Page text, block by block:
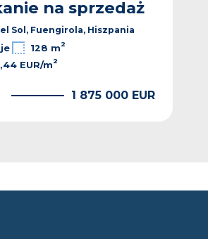
na sprzedaż
Sol, Fuengirola, Hiszpania
128 m2
EUR/m2
1 875 000 EUR